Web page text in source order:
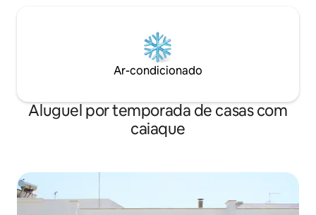
Ar-condicionado
Aluguel por temporada de casas com
caiaque